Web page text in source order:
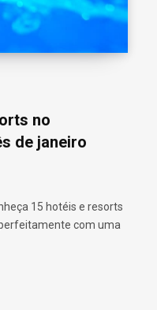
no
de janeiro
15 hotéis e resorts
com uma